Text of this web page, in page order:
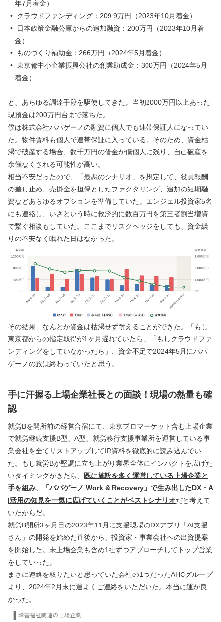
年7月着金）
クラウドファンディング：209.9万円（2023年10月着金）
日本政策金融公庫からの追加融資：200万円（2023年10月着
金）
ものづくり補助金：266万円（2024年5月着金）
東京都中小企業振興公社の創業助成金：300万円（2024年5月
着金）
と、あらゆる調達手段を駆使してきた。当初2000万円以上あった
現預金は200万円台まで落ちた。
僕は株式会社パパゲーノの融資に個人でも連帯保証人になってい
た。物件賃料も個人で連帯保証に入っている。そのため、資金枯
渇で破産する場合、数千万円の借金が僕個人に残り、自己破産を
余儀なくされる可能性が高い。
相当不安だったので、「最悪のシナリオ」を想定して、役員報酬
の差し止め、売掛金を担保としたファクタリング、追加の短期融
資などあらゆるオプションを準備していた。エンジェル投資家5名
にも連絡し、いざという時に救済的に数百万円を第三者割当増資
で繋ぐ相談もしていた。ここまでリスクヘッジをしても、資金繰
りの不安なく眠れた日はなかった。
その結果、なんとか資金は枯渇せず耐えることができた。「もし
東京都からの指定取得が1ヶ月遅れていたら」「もしクラウドファ
ンディングをしていなかったら」、資金不足で2024年5月にパパ
ゲーノの旅は終わっていたと思う。
手に汗握る上場企業社長との面談！現場の熱量も確
認
就労Bを開所前の経営合宿にて、東京プロマーケット含む上場企業
で就労継続支援B型、A型、就労移行支援事業所を運営している事
業会社を全てリストアップしてIR資料を徹底的に読み込んでい
た。もし就労Bが堅調に立ち上がり業界全体にインパクトを広げた
いタイミングがきたら、 既に施設を多く運営している上場企業と
手を組み、「パパゲーノ Work & Recovery」で生み出したDX・A
I活用の知見を一気に広げていくことがベストシナリオだと考えて
いたからだ。
就労B開所3ヶ月目の2023年11月に支援現場のDXアプリ「AI支援
さん」の開発を始めた直後から、投資家・事業会社への出資提案
を開始した。未上場企業も含め1社ずつアプローチしてトップ営業
をしていった。
まさに連絡を取りたいと思っていた会社の1つだったAHCグループ
より、2024年2月末に運よくご連絡をいただいた。本当に運が良
かった。